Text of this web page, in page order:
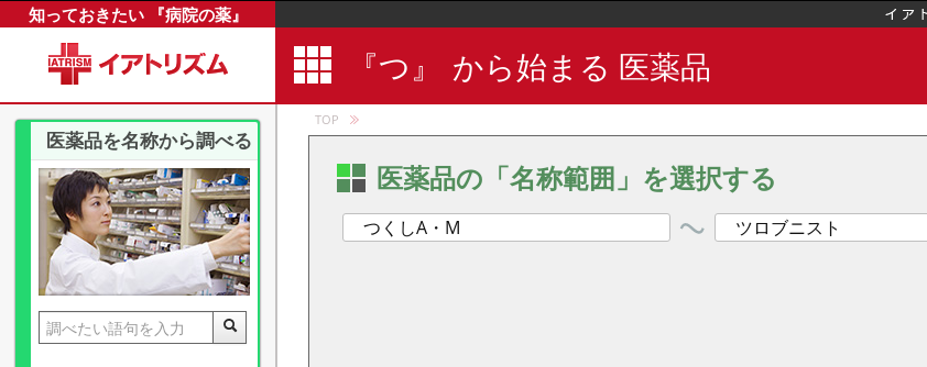
知っておきたい 『病院の薬』
『つ』 から始まる 医薬品
TOP
医薬品の「名称範囲」を選択する
つくしA・M ツロブニスト
医薬品を名称から調べる